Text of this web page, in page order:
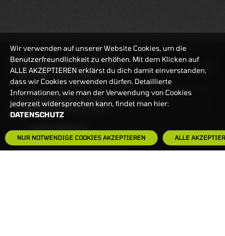
BANKEINSTELLUNGEN
HÄUFIG GESUCHT:
HANDELSZEIT
MO-FR: 7:30-23 UHR
ZERTIFIKATE
8:00-22 UHR
Wir verwenden auf unserer Website Cookies, um die
Benutzerfreundlichkeit zu erhöhen. Mit dem Klicken auf
ALLE AKZEPTIEREN erklärst du dich damit einverstanden,
dass wir Cookies verwenden dürfen. Detaillierte
Informationen, wie man der Verwendung von Cookies
jederzeit widersprechen kann, findet man hier:
DATENSCHUTZ
NUR NOTWENDIGE COOKIES AKZEPTIEREN ALLE